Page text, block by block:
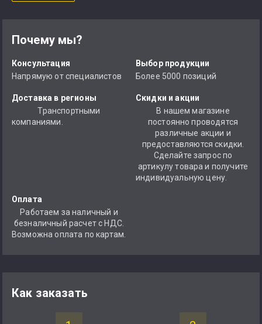
Почему мы?
Консультация
Напрямую от специалистов
Выбор продукции
Более 5000 позиций
Доставка в регионы
Транспортными
компаниями.
Скидки и акции
В нашем магазине
постоянно проводятся
различные акции и
предоставляются скидки.
Сделайте запрос по
артикулу товара и получите
индивидуальную цену.
Оплата
Работаем за наличный и
безналичный расчет с НДС.
Возможна оплата по картам.
Как заказать